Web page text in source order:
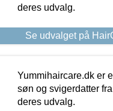
deres udvalg.
Se udvalget på
Yummihaircare.dk er
søn og svigerdatter
deres udvalg.